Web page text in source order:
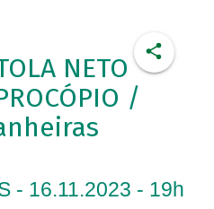
NETO
/
- 16.11.2023 - 19h